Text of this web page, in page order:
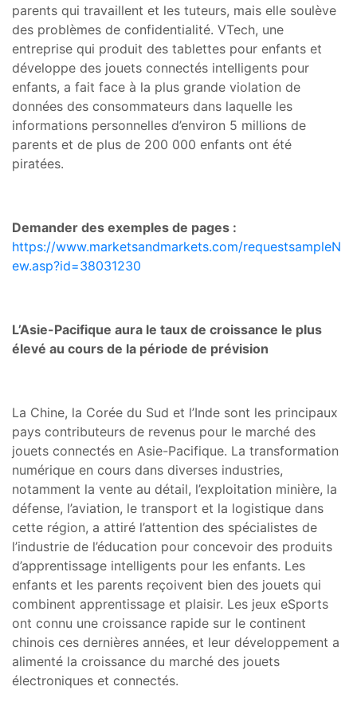
parents qui travaillent et les tuteurs, mais elle soulève
des problèmes de confidentialité. VTech, une
entreprise qui produit des tablettes pour enfants et
développe des jouets connectés intelligents pour
enfants, a fait face à la plus grande violation de
données des consommateurs dans laquelle les
informations personnelles d’environ 5 millions de
parents et de plus de 200 000 enfants ont été
piratées.
Demander des exemples de pages :
https://www.marketsandmarkets.com/requestsampleN
ew.asp?id=38031230
L’Asie-Pacifique aura le taux de croissance le plus
élevé au cours de la période de prévision
La Chine, la Corée du Sud et l’Inde sont les principaux
pays contributeurs de revenus pour le marché des
jouets connectés en Asie-Pacifique. La transformation
numérique en cours dans diverses industries,
notamment la vente au détail, l’exploitation minière, la
défense, l’aviation, le transport et la logistique dans
cette région, a attiré l’attention des spécialistes de
l’industrie de l’éducation pour concevoir des produits
d’apprentissage intelligents pour les enfants. Les
enfants et les parents reçoivent bien des jouets qui
combinent apprentissage et plaisir. Les jeux eSports
ont connu une croissance rapide sur le continent
chinois ces dernières années, et leur développement a
alimenté la croissance du marché des jouets
électroniques et connectés.